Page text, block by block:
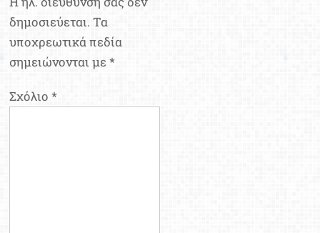
δημοσιεύεται. Τα
υποχρεωτικά πεδία
σημειώνονται με*
Σχόλιο*